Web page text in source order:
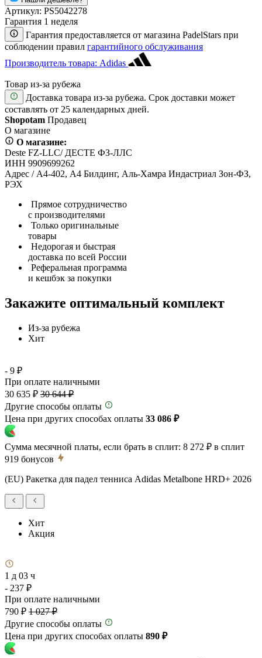
Артикул: PS5042278
Гарантия 1 неделя
Гарантия предоставляется от магазина PadelStars при
соблюдении правил гарантийного обслуживания
Производитель товара: Adidas
Товар из-за рубежа
Доставка товара из-за рубежа. Срок доставки может
составлять от 25 календарных дней.
Shopotam Продавец
О магазине
О магазине:
Deste FZ-LLC/ ДЕСТЕ ФЗ-ЛЛС
ИНН 9909699262
Адрес / А4-402, А4 Билдинг, Аль-Хамра Индастриал Зон-ФЗ,
РЭХ
Прямое сотрудничество
с производителями
Только оригинальные
товары
Недорогая и быстрая
доставка по всей России
Реферальная программа
и кешбэк за покупки
Закажите оптимальный комплект
Из-за рубежа
Хит
- 9 ₽
При оплате наличными
30 635 ₽ 30 644 ₽
Другие способы оплаты
Цена при других способах оплаты 33 086 ₽
Сумма месячной платы, если брать в сплит: 8 272 ₽ в сплит
919 бонусов
(EU) Ракетка для падел тенниса Adidas Metalbone HRD+ 2026
Хит
Акция
1 д 03 ч
- 237 ₽
При оплате наличными
790 ₽ 1 027 ₽
Другие способы оплаты
Цена при других способах оплаты 890 ₽